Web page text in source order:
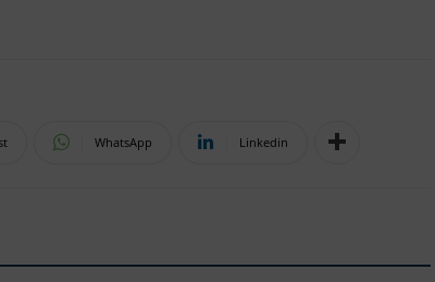
WhatsApp Linkedin